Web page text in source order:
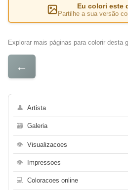
Eu colori este
Partilhe a sua versão
Explorar mais páginas para colorir desta
←
👤 Artista
🗃 Galeria
👁 Visualizacoes
👁 Impressoes
💻 Coloracoes online